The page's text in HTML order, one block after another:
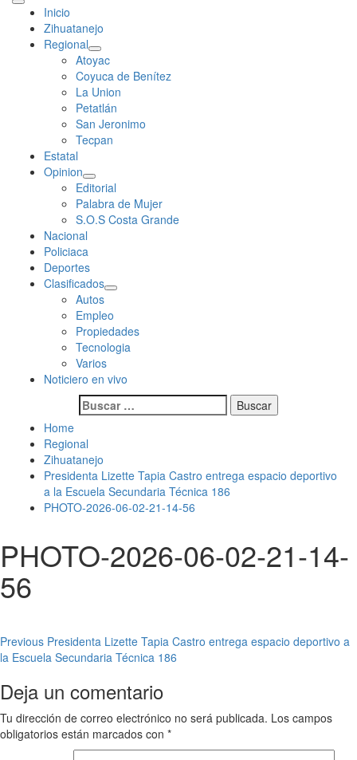
Primary
Menu
Inicio
Zihuatanejo
Regional
Atoyac
Coyuca de Benítez
La Union
Petatlán
San Jeronimo
Tecpan
Estatal
Opinion
Editorial
Palabra de Mujer
S.O.S Costa Grande
Nacional
Policiaca
Deportes
Clasificados
Autos
Empleo
Propiedades
Tecnologia
Varios
Noticiero en vivo
Buscar:
Home
Regional
Zihuatanejo
Presidenta Lizette Tapia Castro entrega espacio deportivo
a la Escuela Secundaria Técnica 186
PHOTO-2026-06-02-21-14-56
PHOTO-2026-06-02-21-14-
56
Post
navigation
Previous Presidenta Lizette Tapia Castro entrega espacio deportivo a
la Escuela Secundaria Técnica 186
Deja un comentario
Tu dirección de correo electrónico no será publicada. Los campos
obligatorios están marcados con *